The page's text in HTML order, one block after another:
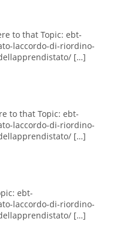
to that Topic: ebt-
laccordo-di-riordino-
[…]
to that Topic: ebt-
laccordo-di-riordino-
[…]
ebt-
laccordo-di-riordino-
[…]